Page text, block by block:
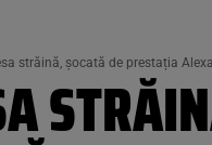
străină, șocată de prestația